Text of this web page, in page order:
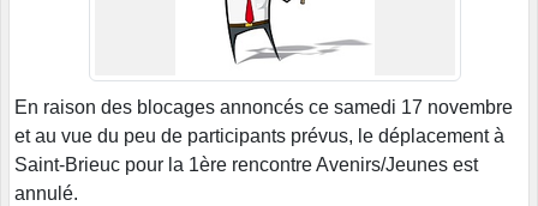
En raison des blocages annoncés ce samedi 17 novembre
et au vue du peu de participants prévus, le déplacement à
Saint-Brieuc pour la 1ère rencontre Avenirs/Jeunes est
annulé.